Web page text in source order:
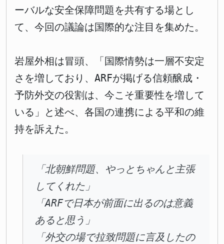
ーバルな安全保障問題を共有する場とし
て、今回の議論は国際的な注目を集めた。
岩屋外相は冒頭、「国際情勢は一層不安定
さを増しており、ARFが掲げる信頼醸成・
予防外交の役割は、今こそ重要性を増して
いる」と述べ、各国の連携による平和の維
持を訴えた。
「北朝鮮問題、やっとちゃんと主張
してくれた」
「ARFで日本が前面に出るのは意義
あると思う」
「外交の場で拉致問題に言及したの